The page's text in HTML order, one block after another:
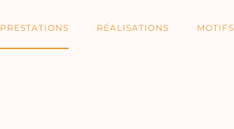
PRESTATIONS RÉALISATIONS MOTIFS